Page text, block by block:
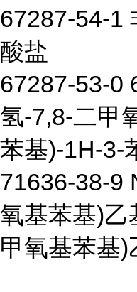
67287-54-1
酸盐
67287-53-0
氢-7,8-二甲
苯基)-1H-3-
71636-38-9
氧基苯基)乙
甲氧基苯基)